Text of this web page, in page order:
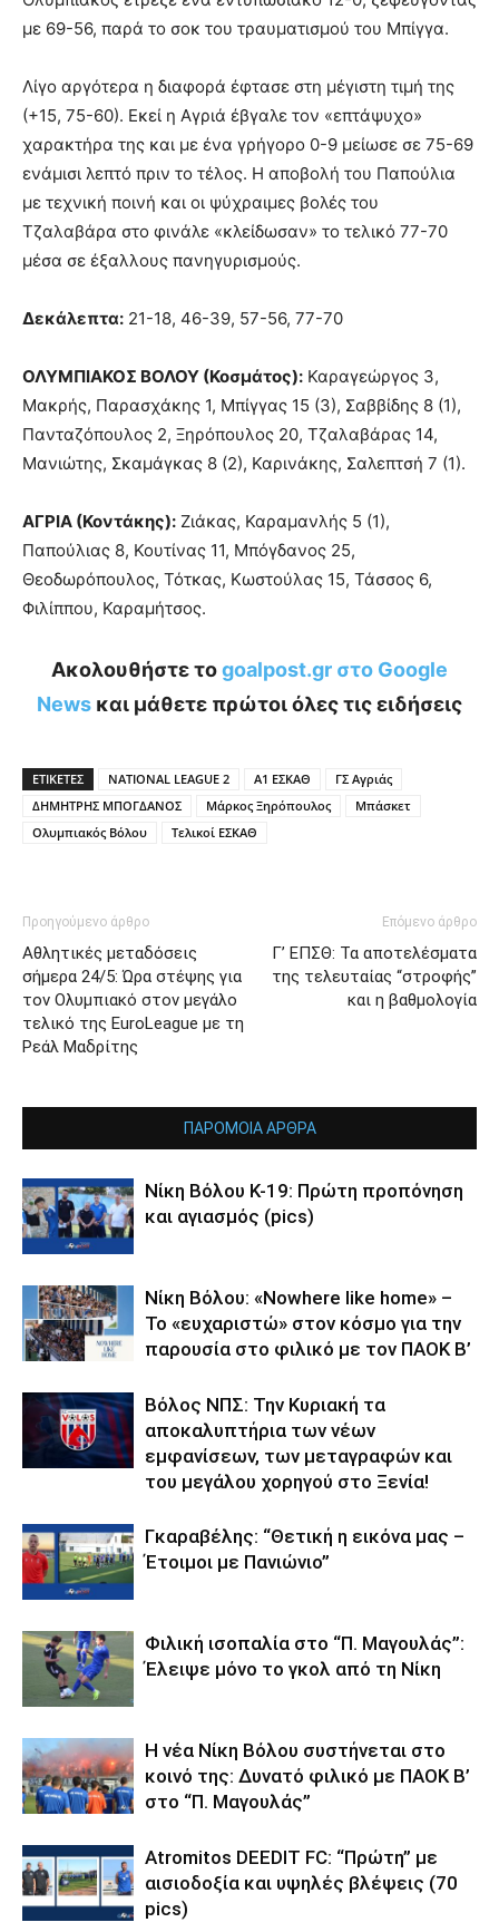
με 69-56, παρά το σοκ του τραυματισμού του Μπίγγα.
Λίγο αργότερα η διαφορά έφτασε στη μέγιστη τιμή της
(+15, 75-60). Εκεί η Αγριά έβγαλε τον «επτάψυχο»
χαρακτήρα της και με ένα γρήγορο 0-9 μείωσε σε 75-69
ενάμισι λεπτό πριν το τέλος. Η αποβολή του Παπούλια
με τεχνική ποινή και οι ψύχραιμες βολές του
Τζαλαβάρα στο φινάλε «κλείδωσαν» το τελικό 77-70
μέσα σε έξαλλους πανηγυρισμούς.
Δεκάλεπτα: 21-18, 46-39, 57-56, 77-70
ΟΛΥΜΠΙΑΚΟΣ ΒΟΛΟΥ (Κοσμάτος): Καραγεώργος 3,
Μακρής, Παρασχάκης 1, Μπίγγας 15 (3), Σαββίδης 8 (1),
Πανταζόπουλος 2, Ξηρόπουλος 20, Τζαλαβάρας 14,
Μανιώτης, Σκαμάγκας 8 (2), Καρινάκης, Σαλεπτσή 7 (1).
ΑΓΡΙΑ (Κοντάκης): Ζιάκας, Καραμανλής 5 (1),
Παπούλιας 8, Κουτίνας 11, Μπόγδανος 25,
Θεοδωρόπουλος, Τότκας, Κωστούλας 15, Τάσσος 6,
Φιλίππου, Καραμήτσος.
Ακολουθήστε τοgoalpost.gr στο Google
News και μάθετε πρώτοι όλες τις ειδήσεις
ΕΤΙΚΕΤΕΣ NATIONAL LEAGUE 2 Α1 ΕΣΚΑΘ
ΓΣ Αγριάς
ΔΗΜΗΤΡΗΣ ΜΠΟΓΔΑΝΟΣ
Μάρκος Ξηρόπουλος
Μπάσκετ
Ολυμπιακός Βόλου
Τελικοί ΕΣΚΑΘ
Προηγούμενο άρθρο
Αθλητικές μεταδόσεις
σήμερα 24/5: Ώρα στέψης για
τον Ολυμπιακό στον μεγάλο
τελικό της EuroLeague με τη
Ρεάλ Μαδρίτης
Επόμενο άρθρο
Γ’ ΕΠΣΘ: Τα αποτελέσματα
της τελευταίας “στροφής”
και η βαθμολογία
ΠΑΡΟΜΟΙΑ ΑΡΘΡΑ
Νίκη Βόλου Κ-19: Πρώτη προπόνηση
και αγιασμός (pics)
Νίκη Βόλου: «Nowhere like home» –
Το «ευχαριστώ» στον κόσμο για την
παρουσία στο φιλικό με τον ΠΑΟΚ Β’
Βόλος ΝΠΣ: Την Κυριακή τα
αποκαλυπτήρια των νέων
εμφανίσεων, των μεταγραφών και
του μεγάλου χορηγού στο Ξενία!
Γκαραβέλης: “Θετική η εικόνα μας –
Έτοιμοι με Πανιώνιο”
Φιλική ισοπαλία στο “Π. Μαγουλάς”:
Έλειψε μόνο το γκολ από τη Νίκη
Η νέα Νίκη Βόλου συστήνεται στο
κοινό της: Δυνατό φιλικό με ΠΑΟΚ Β’
στο “Π. Μαγουλάς”
Atromitos DEEDIT FC: “Πρώτη” με
αισιοδοξία και υψηλές βλέψεις (70
pics)